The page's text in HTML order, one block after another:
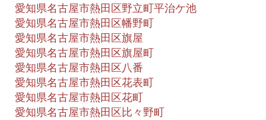
愛知県名古屋市熱田区野立町平治ケ池
愛知県名古屋市熱田区幡野町
愛知県名古屋市熱田区旗屋
愛知県名古屋市熱田区旗屋町
愛知県名古屋市熱田区八番
愛知県名古屋市熱田区花表町
愛知県名古屋市熱田区花町
愛知県名古屋市熱田区比々野町